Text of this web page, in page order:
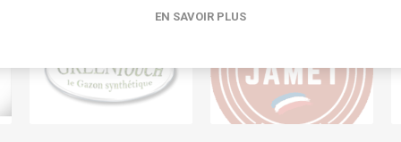
EN SAVOIR PLUS